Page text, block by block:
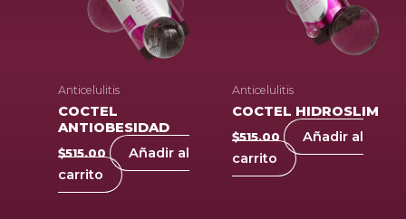
Anticelulitis
COCTEL
ANTIOBESIDAD
$515.00
Añadir al
carrito
Anticelulitis
COCTEL HIDROSLIM
$515.00
Añadir al
carrito